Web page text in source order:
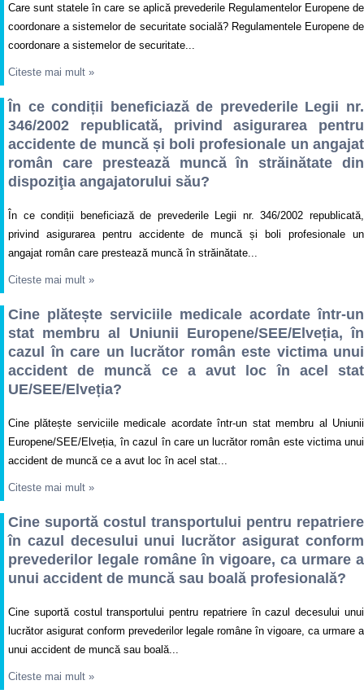
Care sunt statele în care se aplică prevederile Regulamentelor Europene de
coordonare a sistemelor de securitate socială? Regulamentele Europene de
coordonare a sistemelor de securitate...
Citeste mai mult »
În ce condiții beneficiază de prevederile Legii nr.
346/2002 republicată, privind asigurarea pentru
accidente de muncă și boli profesionale un angajat
român care prestează muncă în străinătate din
dispoziţia angajatorului său?
În ce condiții beneficiază de prevederile Legii nr. 346/2002 republicată,
privind asigurarea pentru accidente de muncă și boli profesionale un
angajat român care prestează muncă în străinătate...
Citeste mai mult »
Cine plătește serviciile medicale acordate într-un
stat membru al Uniunii Europene/SEE/Elveția, în
cazul în care un lucrător român este victima unui
accident de muncă ce a avut loc în acel stat
UE/SEE/Elveția?
Cine plătește serviciile medicale acordate într-un stat membru al Uniunii
Europene/SEE/Elveția, în cazul în care un lucrător român este victima unui
accident de muncă ce a avut loc în acel stat...
Citeste mai mult »
Cine suportă costul transportului pentru repatriere
în cazul decesului unui lucrător asigurat conform
prevederilor legale române în vigoare, ca urmare a
unui accident de muncă sau boală profesională?
Cine suportă costul transportului pentru repatriere în cazul decesului unui
lucrător asigurat conform prevederilor legale române în vigoare, ca urmare a
unui accident de muncă sau boală...
Citeste mai mult »